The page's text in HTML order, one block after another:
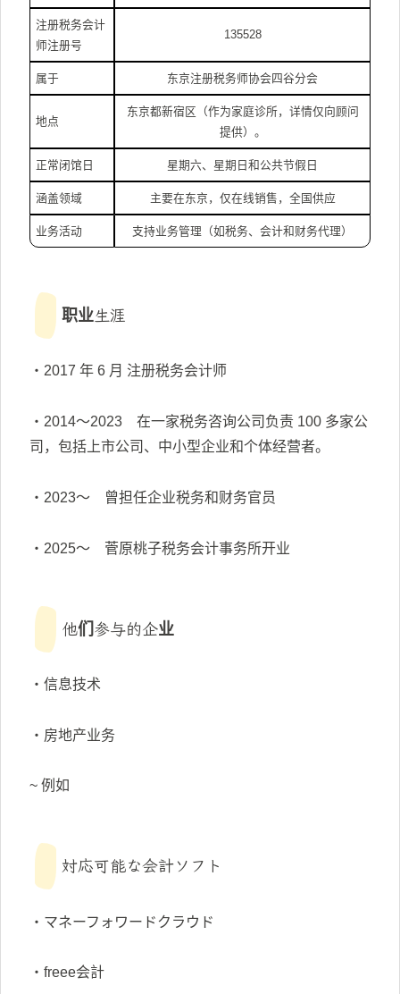
注册税务会计
师注册号
135528
属于 东京注册税务师协会四谷分会
地点
东京都新宿区（作为家庭诊所，详情仅向顾问
提供）。
正常闭馆日 星期六、星期日和公共节假日
涵盖领域 主要在东京，仅在线销售，全国供应
业务活动 支持业务管理（如税务、会计和财务代理）
职业生涯
・2017 年 6 月 注册税务会计师
・2014～2023 在一家税务咨询公司负责 100 多家公
司，包括上市公司、中小型企业和个体经营者。
・2023～ 曾担任企业税务和财务官员
・2025～ 菅原桃子税务会计事务所开业
他们参与的企业
・信息技术
・房地产业务
~ 例如
対応可能な会計ソフト
・マネーフォワードクラウド
・freee会計